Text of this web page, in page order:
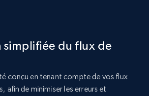
search
Sponsored, Initial price, Final
Sold, and more.
du flux de
conçu en tenant compte de vos flux
afin de minimiser les erreurs et